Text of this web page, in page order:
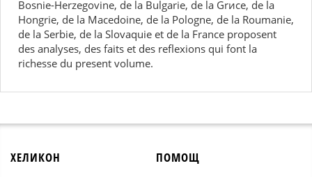
Bosnie-Herzеgovine, de la Bulgarie, de la Grиce, de la
Hongrie, de la Macеdoine, de la Pologne, de la Roumanie,
de la Serbie, de la Slovaquie et de la France proposent
des analyses, des faits et des rеflexions qui font la
richesse du prеsent volume.
ХЕЛИКОН ПОМОЩ